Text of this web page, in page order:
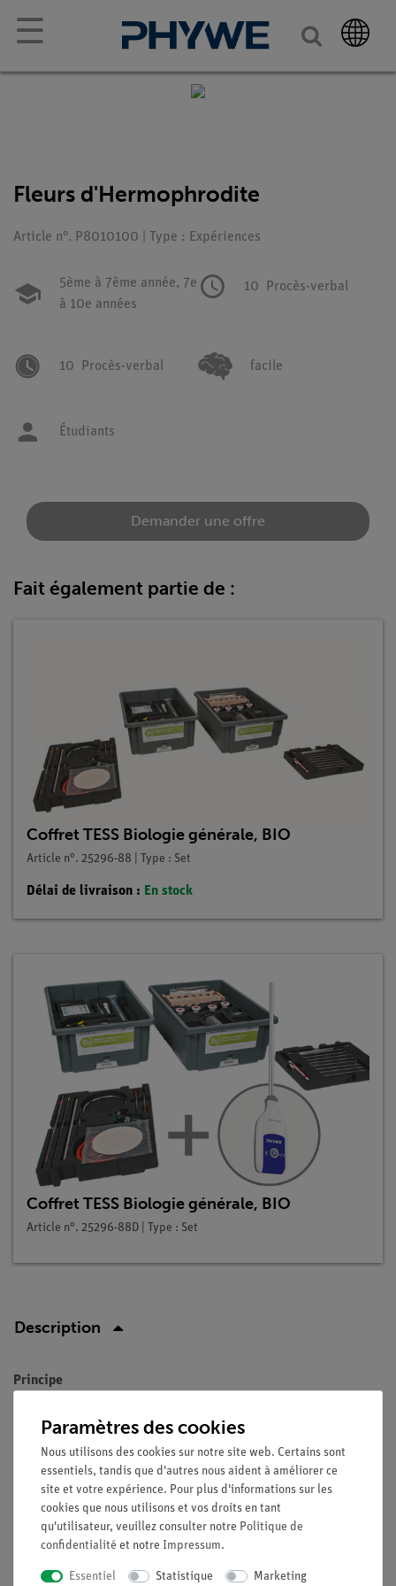
☰
Fleurs d'Hermophrodite
Article n°. P8010100 | Type : Expériences
5ème à 7ème année, 7e
à 10e années
10 Procès-verbal
10 Procès-verbal facile
Étudiants
Demander une offre
Fait également partie de :
Coffret TESS Biologie générale, BIO
Article n°. 25296-88 | Type : Set
Délai de livraison : En stock
Coffret TESS Biologie générale, BIO
Article n°. 25296-88D | Type : Set
Description
Principe
printemps et en été des fleurs magnifiques, les fleurs de la
famille des bouleaux sont plutôt discrètes. On trouve sur ses
branches des fleurs mâles pendantes, appelées chatons, qui
portent le pollen. L'aspect des fleurs femelles varie selon les
genres. Toutes les espèces de la famille des bouleaux sont
monoïques, c'est-à-dire qu'elles ont des fleurs unisexes, les
Paramètres des cookies
Nous utilisons des cookies sur notre site web. Certains sont
essentiels, tandis que d'autres nous aident à améliorer ce
site et votre expérience. Pour plus d'informations sur les
cookies que nous utilisons et vos droits en tant
qu'utilisateur, veuillez consulter notre Politique de
confidentialité et notre Impressum.
Essentiel Statistique Marketing